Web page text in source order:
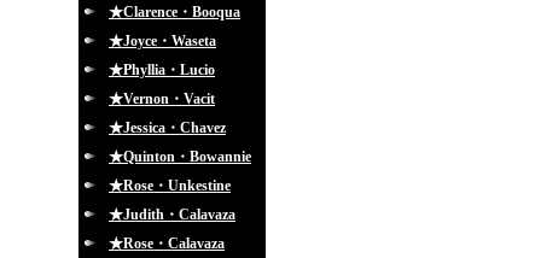
★Clarence・Booqua
★Joyce・Waseta
★Phyllia・Lucio
★Vernon・Vacit
★Jessica・Chavez
★Quinton・Bowannie
★Rose・Unkestine
★Judith・Calavaza
★Rose・Calavaza